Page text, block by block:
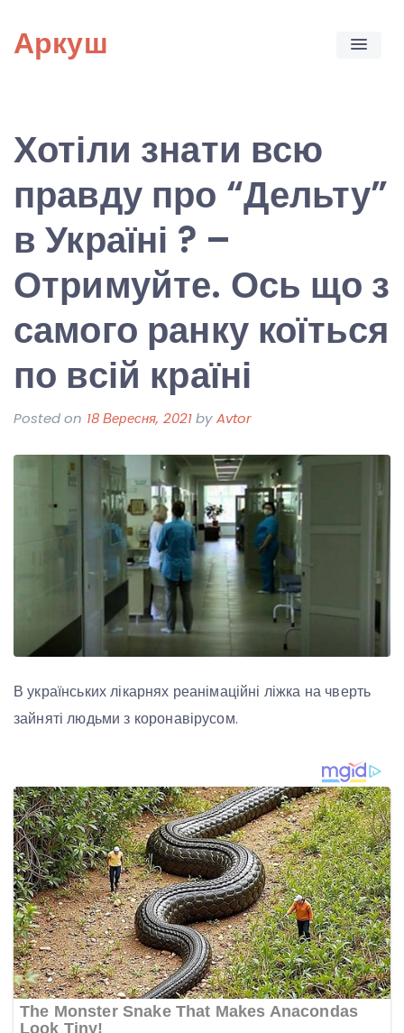
content
Аркуш
Хотіли знати всю
правду про “Дельту”
в Україні ? –
Отримуйте. Ось що з
самого ранку коїться
по всій країні
Posted on 18 Вересня, 2021byAvtor
В українських лікарнях реанімаційні ліжка на чверть
зайняті людьми з коронавірусом.